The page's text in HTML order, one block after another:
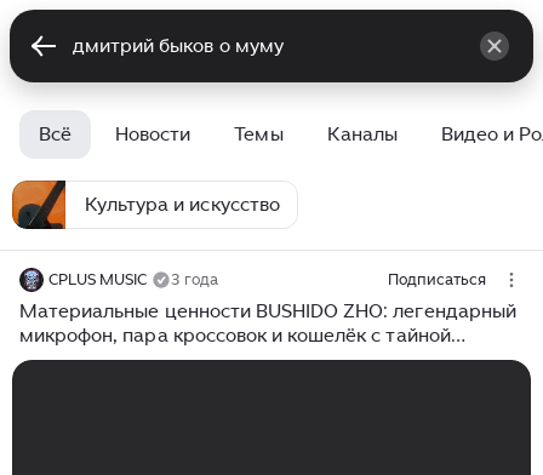
Всё Новости Темы Каналы Видео и
Культура и искусство
CPLUS MUSIC 3 года Подписаться
Материальные ценности BUSHIDO ZHO: легендарный
микрофон, пара кроссовок и кошелёк с тайной
родины